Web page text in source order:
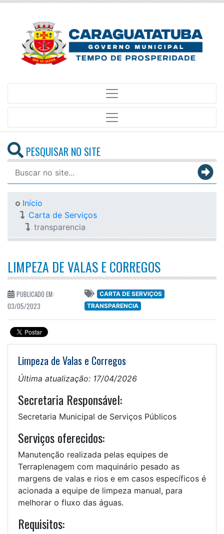
PESQUISAR NO SITE
Início
Carta de Serviços
transparencia
LIMPEZA DE VALAS E CORREGOS
PUBLICADO EM:
03/05/2023
CARTA DE SERVIÇOS
TRANSPARENCIA
Limpeza de Valas e Corregos
Última atualização: 17/04/2026
Secretaria Responsável:
Secretaria Municipal de Serviços Públicos
Serviços oferecidos:
Manutenção realizada pelas equipes de
Terraplenagem com maquinário pesado as
margens de valas e rios e em casos específicos é
acionada a equipe de limpeza manual, para
melhorar o fluxo das águas.
Requisitos: